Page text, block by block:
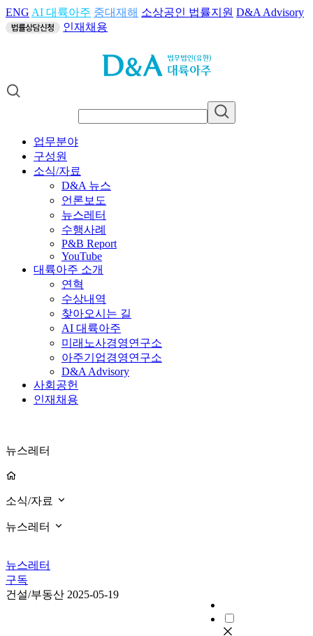
ENG AI 대륙아주 중대재해 소상공인 법률지원 D&A Advisory
인재채용
업무분야
구성원
소식/자료
D&A 뉴스
언론보도
뉴스레터
수행사례
P&B Report
YouTube
대륙아주 소개
연혁
수상내역
찾아오시는 길
AI 대륙아주
미래노사경영연구소
아주기업경영연구소
D&A Advisory
사회공헌
인재채용
뉴스레터
소식/자료
뉴스레터
뉴스레터
구독
건설/부동산 2025-05-19